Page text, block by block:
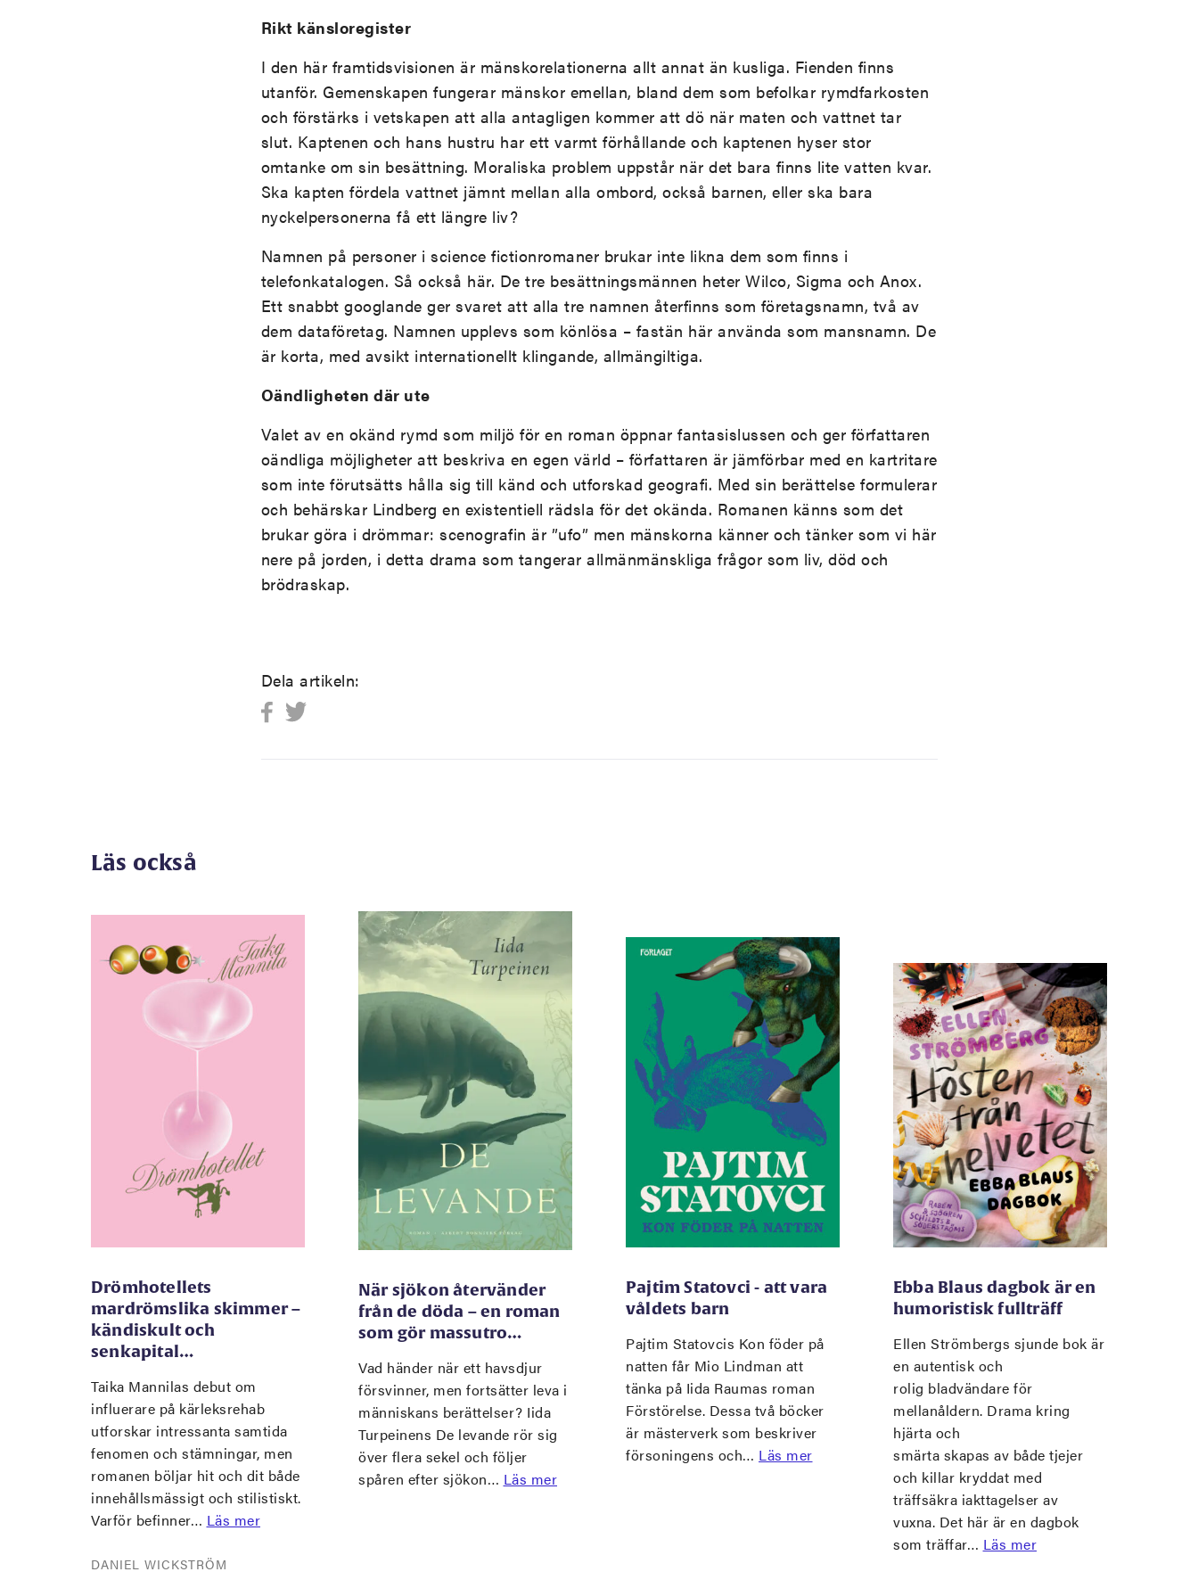
Rikt känsloregister
I den här framtidsvisionen är mänskorelationerna allt annat än kusliga. Fienden finns
utanför. Gemenskapen fungerar mänskor emellan, bland dem som befolkar rymdfarkosten
och förstärks i vetskapen att alla antagligen kommer att dö när maten och vattnet tar
slut. Kaptenen och hans hustru har ett varmt förhållande och kaptenen hyser stor
omtanke om sin besättning. Moraliska problem uppstår när det bara finns lite vatten kvar.
Ska kapten fördela vattnet jämnt mellan alla ombord, också barnen, eller ska bara
nyckelpersonerna få ett längre liv?
Namnen på personer i science fictionromaner brukar inte likna dem som finns i
telefonkatalogen. Så också här. De tre besättningsmännen heter Wilco, Sigma och Anox.
Ett snabbt googlande ger svaret att alla tre namnen återfinns som företagsnamn, två av
dem dataföretag. Namnen upplevs som könlösa – fastän här använda som mansnamn. De
är korta, med avsikt internationellt klingande, allmängiltiga.
Oändligheten där ute
Valet av en okänd rymd som miljö för en roman öppnar fantasislussen och ger författaren
oändliga möjligheter att beskriva en egen värld – författaren är jämförbar med en kartritare
som inte förutsätts hålla sig till känd och utforskad geografi. Med sin berättelse formulerar
och behärskar Lindberg en existentiell rädsla för det okända. Romanen känns som det
brukar göra i drömmar: scenografin är ”ufo” men mänskorna känner och tänker som vi här
nere på jorden, i detta drama som tangerar allmänmänskliga frågor som liv, död och
brödraskap.
Dela artikeln:
Läs också
Drömhotellets
mardrömslika skimmer –
kändiskult och
senkapital…
Taika Mannilas debut om
influerare på kärleksrehab
utforskar intressanta samtida
fenomen och stämningar, men
romanen böljar hit och dit både
innehållsmässigt och stilistiskt.
Varför befinner… Läs mer
DANIEL WICKSTRÖM
När sjökon återvänder
från de döda – en roman
som gör massutro…
Vad händer när ett havsdjur
försvinner, men fortsätter leva i
människans berättelser? Iida
Turpeinens De levande rör sig
över flera sekel och följer
spåren efter sjökon… Läs mer
Pajtim Statovci - att vara
våldets barn
Pajtim Statovcis Kon föder på
natten får Mio Lindman att
tänka på Iida Raumas roman
Förstörelse. Dessa två böcker
är mästerverk som beskriver
försoningens och… Läs mer
Ebba Blaus dagbok är en
humoristisk fullträff
Ellen Strömbergs sjunde bok är
en autentisk och
rolig bladvändare för
mellanåldern. Drama kring
hjärta och
smärta skapas av både tjejer
och killar kryddat med
träffsäkra iakttagelser av
vuxna. Det här är en dagbok
som träffar… Läs mer